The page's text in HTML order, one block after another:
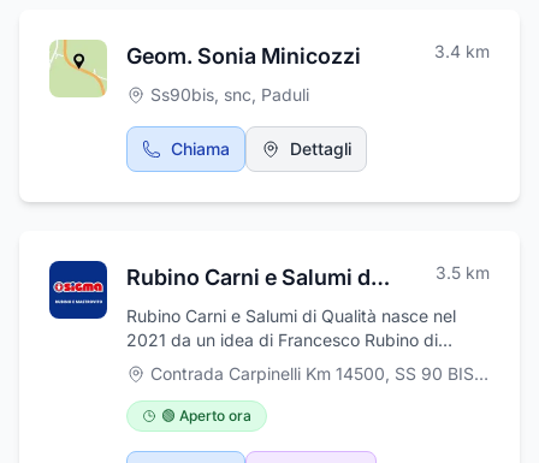
Geom. Sonia Minicozzi 3.4 km
Ss90bis, snc, Paduli
Chiama Dettagli
Rubino Carni e Salumi di Qualità 3.5 km
Rubino Carni e Salumi di Qualità nasce nel
2021 da un idea di Francesco Rubino di
creare un marchio che selezioni le migliori
carni locali. Rubino Carni e Salumi di Qualità si
impegna ad offrire ai suoi clienti salumi e carni
di altissima qualità, realizzati artigianalmente
Contrada Carpinelli Km 14500, SS 90 BIS
,Paduli
🟢 Aperto ora